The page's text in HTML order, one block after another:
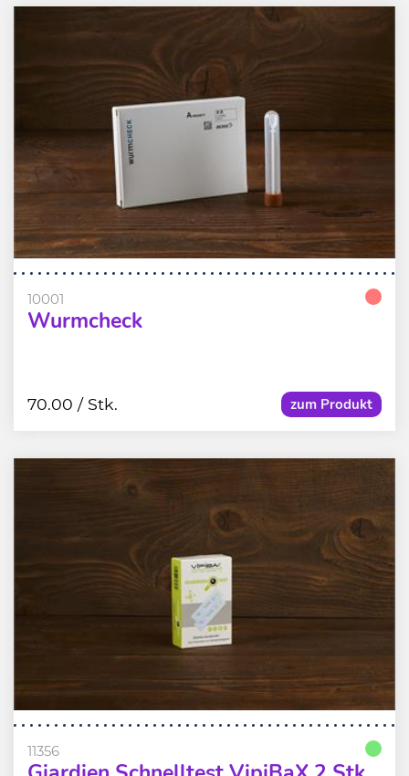
10001
Wurmcheck
zum Produkt
70.00 / Stk.
11356